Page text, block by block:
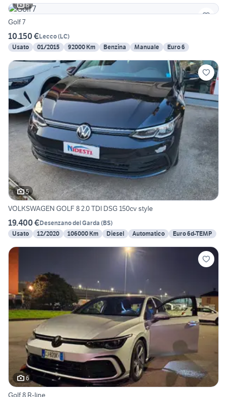
6
Golf 7
10.150 €Lecco(LC)
Usato
01/2015 92000 Km Benzina Manuale Euro 6
5
VOLKSWAGEN GOLF 8 2.0 TDI DSG 150cv style
19.400 €Desenzano del Garda (BS)
Usato
12/2020 106000 Km Diesel Automatico Euro 6d-TEMP
6
Golf 8 R-line